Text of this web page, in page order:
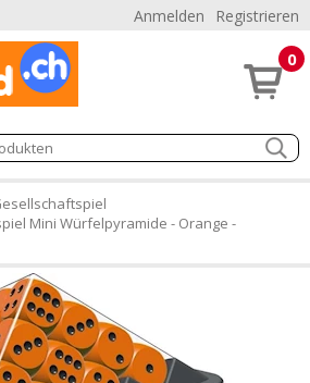
Anmelden Registrieren
0
Mini Würfelpyramide - Orange -